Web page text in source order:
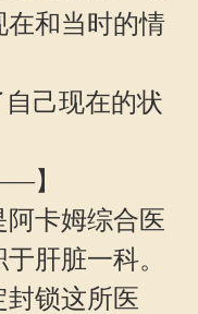
在和当时的情
己现在的状
】
卡姆综合医
肝脏一科。
封锁这所医